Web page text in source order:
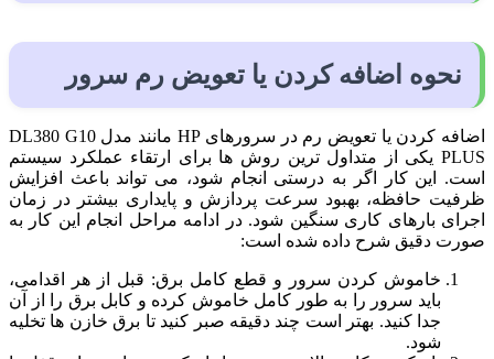
نحوه اضافه کردن یا تعویض رم سرور
اضافه کردن یا تعویض رم در سرورهای HP مانند مدل DL380 G10
PLUS یکی از متداول ترین روش ها برای ارتقاء عملکرد سیستم
است. این کار اگر به درستی انجام شود، می تواند باعث افزایش
ظرفیت حافظه، بهبود سرعت پردازش و پایداری بیشتر در زمان
اجرای بارهای کاری سنگین شود. در ادامه مراحل انجام این کار به
صورت دقیق شرح داده شده است:
خاموش کردن سرور و قطع کامل برق: قبل از هر اقدامی،
باید سرور را به طور کامل خاموش کرده و کابل برق را از آن
جدا کنید. بهتر است چند دقیقه صبر کنید تا برق خازن ها تخلیه
شود.